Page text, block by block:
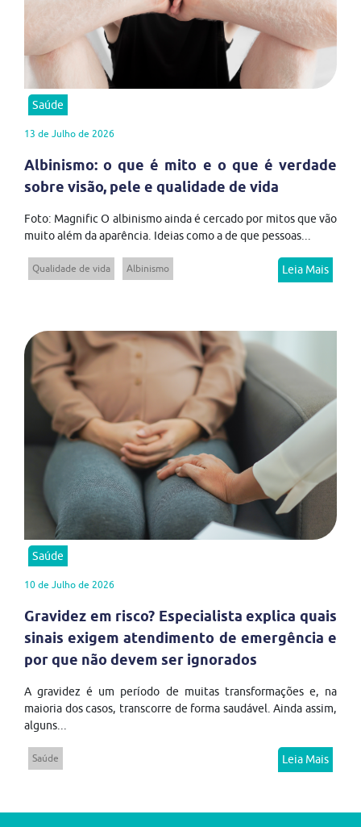
Saúde
13 de Julho de 2026
Albinismo: o que é mito e o que é verdade
sobre visão, pele e qualidade de vida
Foto: Magnific O albinismo ainda é cercado por mitos que vão
muito além da aparência. Ideias como a de que pessoas...
Qualidade de vida Albinismo Leia Mais
Saúde
10 de Julho de 2026
Gravidez em risco? Especialista explica quais
sinais exigem atendimento de emergência e
por que não devem ser ignorados
A gravidez é um período de muitas transformações e, na
maioria dos casos, transcorre de forma saudável. Ainda assim,
alguns...
Saúde Leia Mais